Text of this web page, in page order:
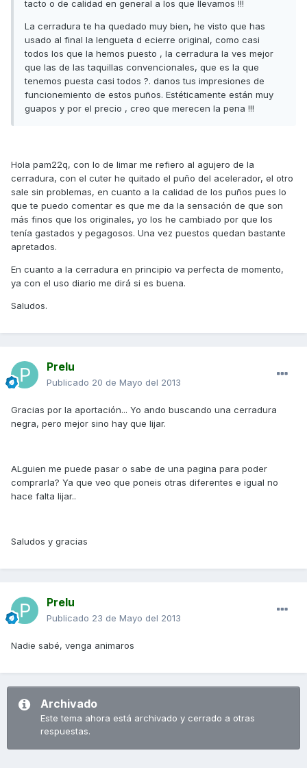
tacto o de calidad en general a los que llevamos !!!
La cerradura te ha quedado muy bien, he visto que has
usado al final la lengueta d ecierre original, como casi
todos los que la hemos puesto , la cerradura la ves mejor
que las de las taquillas convencionales, que es la que
tenemos puesta casi todos ?. danos tus impresiones de
funcionemiento de estos puños. Estéticamente están muy
guapos y por el precio , creo que merecen la pena !!!
Hola pam22q, con lo de limar me refiero al agujero de la
cerradura, con el cuter he quitado el puño del acelerador, el otro
sale sin problemas, en cuanto a la calidad de los puños pues lo
que te puedo comentar es que me da la sensación de que son
más finos que los originales, yo los he cambiado por que los
tenía gastados y pegagosos. Una vez puestos quedan bastante
apretados.
En cuanto a la cerradura en principio va perfecta de momento,
ya con el uso diario me dirá si es buena.
Saludos.
Prelu
Publicado 20 de Mayo del 2013
Gracias por la aportación... Yo ando buscando una cerradura
negra, pero mejor sino hay que lijar.
ALguien me puede pasar o sabe de una pagina para poder
comprarla? Ya que veo que poneis otras diferentes e igual no
hace falta lijar..
Saludos y gracias
Prelu
Publicado 23 de Mayo del 2013
Nadie sabé, venga animaros
Archivado
Este tema ahora está archivado y cerrado a otras
respuestas.